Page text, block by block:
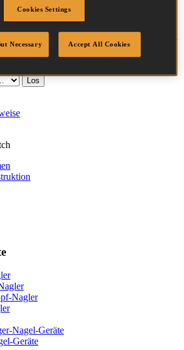
die Werkzeuge, die für Ihre Anwendung
klicken Sie auf ein Produkt, um weitere
technischen Spezifikationen und aller
Sie können auch die entsprechenden
auf"Vergleichen"klicken, um das für Ihre
geeignete Werkzeug zu finden.
Los
Nagler
Nagel-Geräte
Geräte
Cookies Settings
Necessary Accept All Cookies